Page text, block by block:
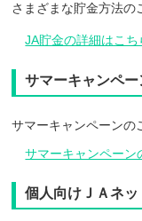
さまざまな貯金方法の
JA貯金の詳細はこち
サマーキャンペ
サマーキャンペーンの
サマーキャンペーン
個人向けＪＡネ